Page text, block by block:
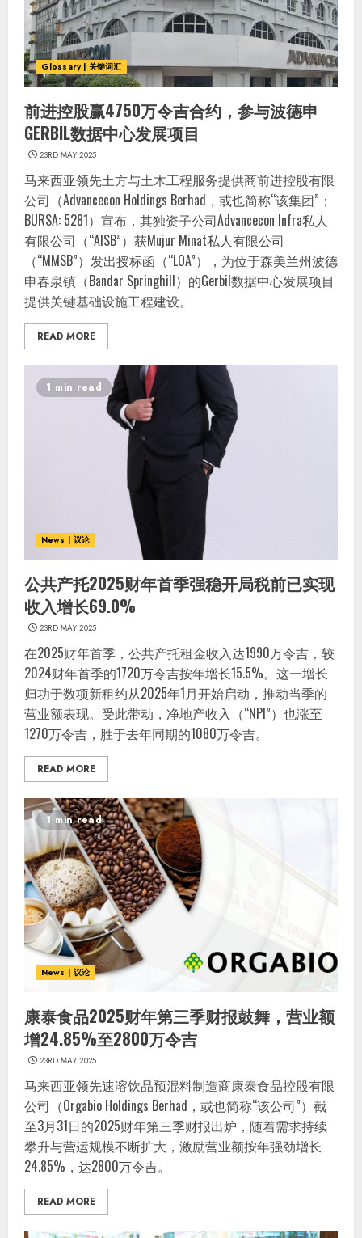
Glossary | 关键词汇
前进控股赢4750万令吉合约，参与波德申
GERBIL数据中心发展项目
23RD MAY 2025
马来西亚领先土方与土木工程服务提供商前进控股有限
公司（Advancecon Holdings Berhad，或也简称“该集团”；
BURSA: 5281）宣布，其独资子公司Advancecon Infra私人
有限公司（“AISB”）获Mujur Minat私人有限公司
（“MMSB”）发出授标函（“LOA”），为位于森美兰州波德
申春泉镇（Bandar Springhill）的Gerbil数据中心发展项目
提供关键基础设施工程建设。
READ MORE
1 min read
News | 议论
公共产托2025财年首季强稳开局税前已实现
收入增长69.0%
23RD MAY 2025
在2025财年首季，公共产托租金收入达1990万令吉，较
2024财年首季的1720万令吉按年增长15.5%。这一增长
归功于数项新租约从2025年1月开始启动，推动当季的
营业额表现。受此带动，净地产收入（“NPI”）也涨至
1270万令吉，胜于去年同期的1080万令吉。
READ MORE
1 min read
News | 议论
康泰食品2025财年第三季财报鼓舞，营业额
增24.85%至2800万令吉
23RD MAY 2025
马来西亚领先速溶饮品预混料制造商康泰食品控股有限
公司（Orgabio Holdings Berhad，或也简称“该公司”）截
至3月31日的2025财年第三季财报出炉，随着需求持续
攀升与营运规模不断扩大，激励营业额按年强劲增长
24.85%，达2800万令吉。
READ MORE